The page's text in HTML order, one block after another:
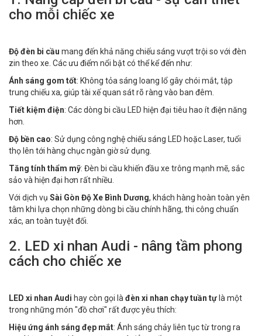
cho mỗi chiếc xe
Độ đèn bi cầu mang đến khả năng chiếu sáng vượt trội so với đèn
zin theo xe. Các ưu điểm nổi bật có thể kể đến như:
Ánh sáng gom tốt: Không tỏa sáng loang lổ gây chói mắt, tập
trung chiếu xa, giúp tài xế quan sát rõ ràng vào ban đêm.
Tiết kiệm điện: Các dòng bi cầu LED hiện đại tiêu hao ít điện năng
hơn.
Độ bền cao: Sử dụng công nghệ chiếu sáng LED hoặc Laser, tuổi
thọ lên tới hàng chục ngàn giờ sử dụng.
Tăng tính thẩm mỹ: Đèn bi cầu khiến đầu xe trông mạnh mẽ, sắc
sảo và hiện đại hơn rất nhiều.
Với dịch vụ Sài Gòn Độ Xe Bình Dương, khách hàng hoàn toàn yên
tâm khi lựa chọn những dòng bi cầu chính hãng, thi công chuẩn
xác, an toàn tuyệt đối.
2. LED xi nhan Audi - nâng tầm phong
cách cho chiếc xe
LED xi nhan Audi hay còn gọi là đèn xi nhan chạy tuần tựlà một
trong những món "đồ chơi" rất được yêu thích:
Hiệu ứng ánh sáng đẹp mắt: Ánh sáng chảy liên tục từ trong ra